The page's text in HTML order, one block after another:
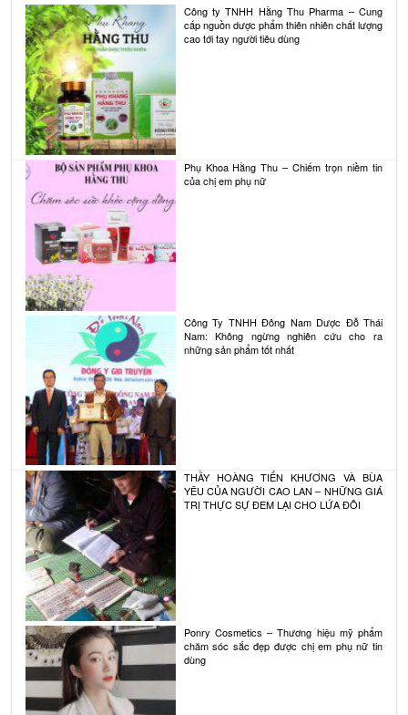
Công ty TNHH Hằng Thu Pharma – Cung
cấp nguồn dược phẩm thiên nhiên chất lượng
cao tới tay người tiêu dùng
Phụ Khoa Hằng Thu – Chiếm trọn niềm tin
của chị em phụ nữ
Công Ty TNHH Đông Nam Dược Đỗ Thái
Nam: Không ngừng nghiên cứu cho ra
những sản phẩm tốt nhất
THẦY HOÀNG TIẾN KHƯƠNG VÀ BÙA
YÊU CỦA NGƯỜI CAO LAN – NHỮNG GIÁ
TRỊ THỰC SỰ ĐEM LẠI CHO LỨA ĐÔI
Ponry Cosmetics – Thương hiệu mỹ phẩm
chăm sóc sắc đẹp được chị em phụ nữ tin
dùng